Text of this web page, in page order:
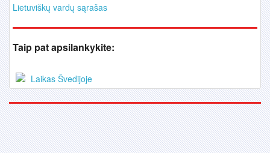
Lietuviškų vardų sąrašas
Taip pat apsilankykite:
Laikas Švedijoje